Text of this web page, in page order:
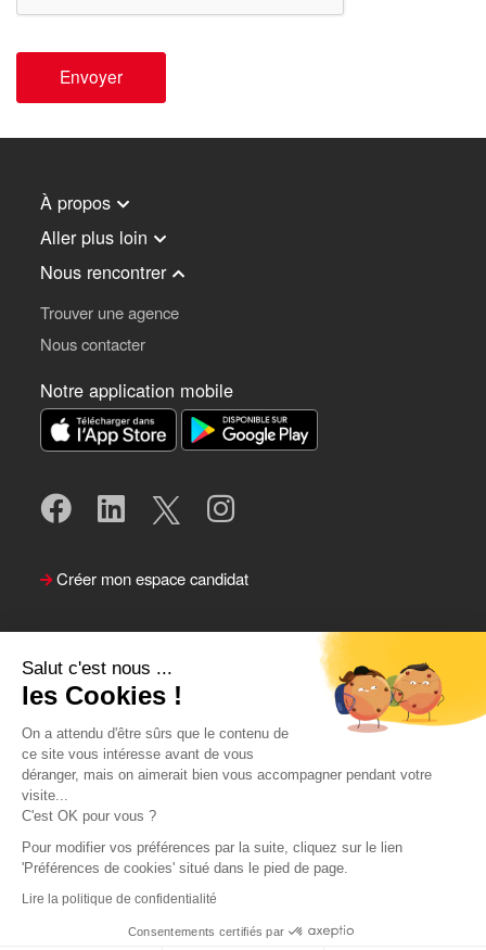
Salut c'est nous ...
les Cookies !
On a attendu d'être sûrs que le contenu de
ce site vous intéresse avant de vous
déranger, mais on aimerait bien vous accompagner pendant votre
visite...
C'est OK pour vous ?
Pour modifier vos préférences par la suite, cliquez sur le lien
'Préférences de cookies' situé dans le pied de page.
Lire la politique de confidentialité
Consentements certifiés par
Envoyer
À propos
Aller plus loin
Nous rencontrer
Trouver une agence
Nous contacter
Notre application mobile
Créer mon espace candidat